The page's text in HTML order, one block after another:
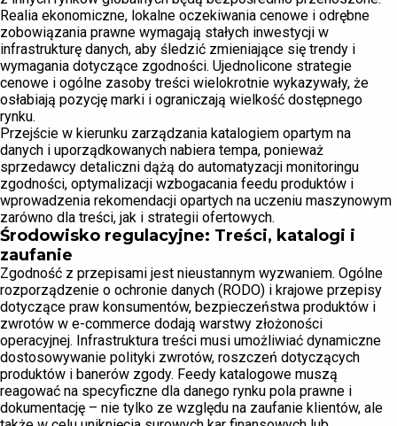
Realia ekonomiczne, lokalne oczekiwania cenowe i odrębne
zobowiązania prawne wymagają stałych inwestycji w
infrastrukturę danych, aby śledzić zmieniające się trendy i
wymagania dotyczące zgodności. Ujednolicone strategie
cenowe i ogólne zasoby treści wielokrotnie wykazywały, że
osłabiają pozycję marki i ograniczają wielkość dostępnego
rynku.
Przejście w kierunku zarządzania katalogiem opartym na
danych i uporządkowanych nabiera tempa, ponieważ
sprzedawcy detaliczni dążą do automatyzacji monitoringu
zgodności, optymalizacji wzbogacania feedu produktów i
wprowadzenia rekomendacji opartych na uczeniu maszynowym
zarówno dla treści, jak i strategii ofertowych.
Środowisko regulacyjne: Treści, katalogi i
zaufanie
Zgodność z przepisami jest nieustannym wyzwaniem. Ogólne
rozporządzenie o ochronie danych (RODO) i krajowe przepisy
dotyczące praw konsumentów, bezpieczeństwa produktów i
zwrotów w e-commerce dodają warstwy złożoności
operacyjnej. Infrastruktura treści musi umożliwiać dynamiczne
dostosowywanie polityki zwrotów, roszczeń dotyczących
produktów i banerów zgody. Feedy katalogowe muszą
reagować na specyficzne dla danego rynku pola prawne i
dokumentację – nie tylko ze względu na zaufanie klientów, ale